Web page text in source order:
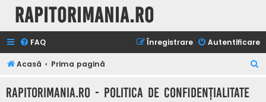
Rapitorimania.ro
FAQ Autentificare
Înregistrare
Acasă Prima pagină
Rapitorimania.ro - Politica de confidenţialitate